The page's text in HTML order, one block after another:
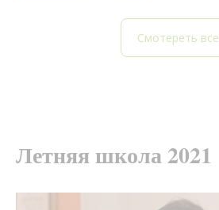
Смотереть все
Летняя школа 2021